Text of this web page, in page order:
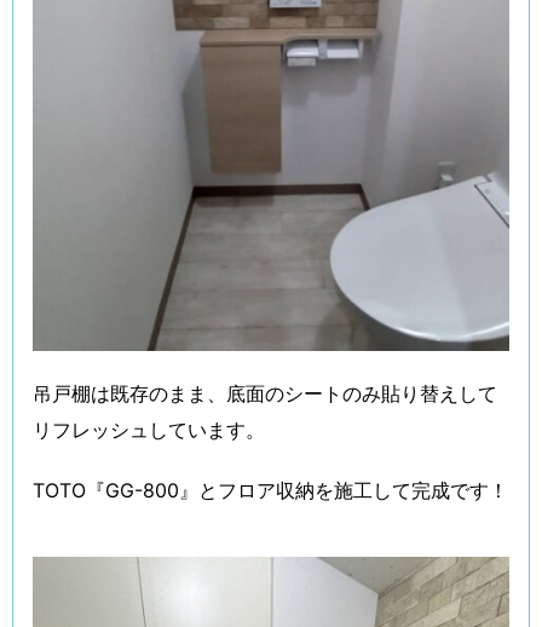
吊戸棚は既存のまま、底面のシートのみ貼り替えして
リフレッシュしています。
TOTO『GG-800』とフロア収納を施工して完成です！